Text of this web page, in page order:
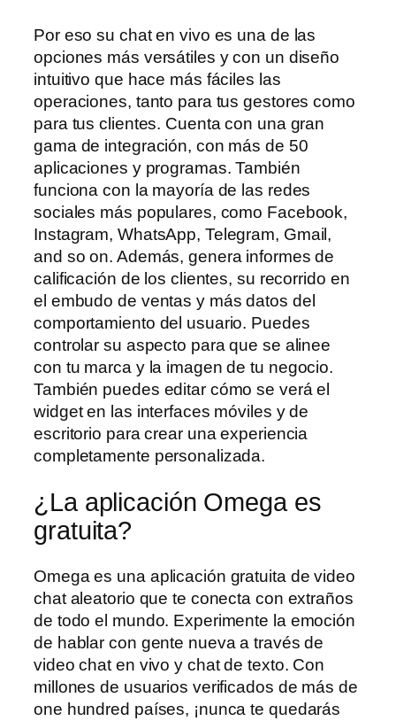
Por eso su chat en vivo es una de las
opciones más versátiles y con un diseño
intuitivo que hace más fáciles las
operaciones, tanto para tus gestores como
para tus clientes. Cuenta con una gran
gama de integración, con más de 50
aplicaciones y programas. También
funciona con la mayoría de las redes
sociales más populares, como Facebook,
Instagram, WhatsApp, Telegram, Gmail,
and so on. Además, genera informes de
calificación de los clientes, su recorrido en
el embudo de ventas y más datos del
comportamiento del usuario. Puedes
controlar su aspecto para que se alinee
con tu marca y la imagen de tu negocio.
También puedes editar cómo se verá el
widget en las interfaces móviles y de
escritorio para crear una experiencia
completamente personalizada.
¿La aplicación Omega es
gratuita?
Omega es una aplicación gratuita de video
chat aleatorio que te conecta con extraños
de todo el mundo. Experimente la emoción
de hablar con gente nueva a través de
video chat en vivo y chat de texto. Con
millones de usuarios verificados de más de
one hundred países, ¡nunca te quedarás